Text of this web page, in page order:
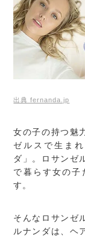
出典 fernanda.jp
女の子の持つ魅
ゼルスで生ま
ダ」。ロサンゼ
で暮らす女の子
す。
そんなロサンゼ
ルナンダは、ヘ